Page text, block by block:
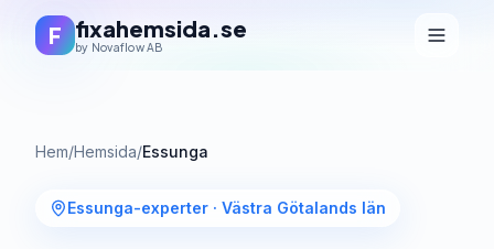
F fixahemsida.se
by Novaflow AB
Hem/Hemsida/Essunga
Essunga-experter · Västra Götalands län